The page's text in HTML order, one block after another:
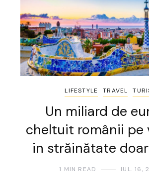
LIFESTYLE TRAVEL
Un miliard de
cheltuit românii pe
in străinătate
1 MIN READ IUL. 16,